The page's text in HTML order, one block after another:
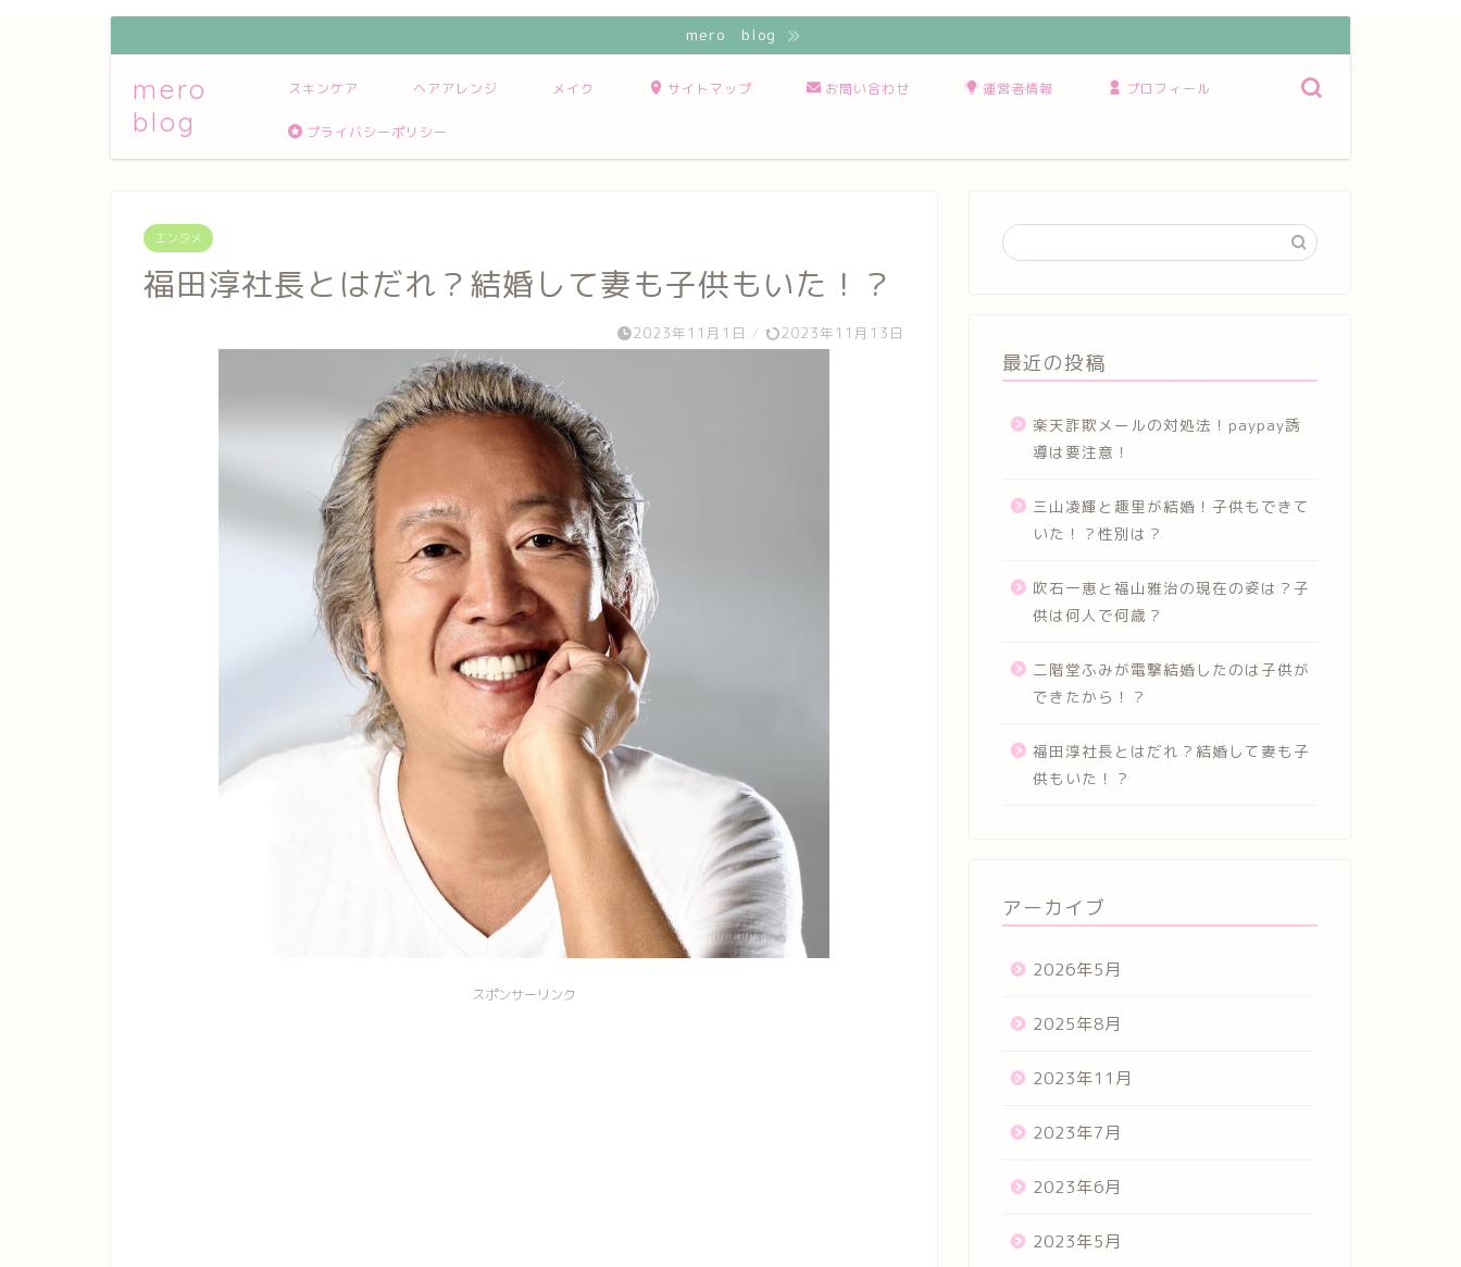
mero blog
mero
blog
スキンケア ヘアアレンジ メイク サイトマップ お問い合わせ 運営者情報 プロフィール
プライバシーポリシー
エンタメ
福田淳社長とはだれ？結婚して妻も子供もいた！？
2023年11月1日 / 2023年11月13日
スポンサーリンク
最近の投稿
楽天詐欺メールの対処法！paypay誘
導は要注意！
三山凌輝と趣里が結婚！子供もできて
いた！？性別は？
吹石一恵と福山雅治の現在の姿は？子
供は何人で何歳？
二階堂ふみが電撃結婚したのは子供が
できたから！？
福田淳社長とはだれ？結婚して妻も子
供もいた！？
アーカイブ
2026年5月
2025年8月
2023年11月
2023年7月
2023年6月
2023年5月